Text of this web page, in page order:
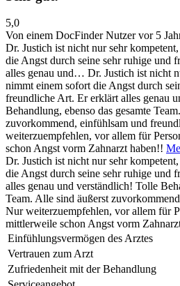
5,0
Von einem DocFinder Nutzervor 5
Dr. Justich ist nicht nur sehr
die Angst durch seine sehr ruhige und
alles genau und… Dr. Justich ist nicht
nimmt einem sofort die Angst durch
freundliche Art. Er erklärt alles genau
Behandlung, ebenso das gesamte
zuvorkommend, einfühlsam und
weiterzuempfehlen, vor allem für
schon Angst vorm Zahnarzt haben!!
Dr. Justich ist nicht nur sehr
die Angst durch seine sehr ruhige und
alles genau und verständlich! Tolle
Team. Alle sind äußerst
Nur weiterzuempfehlen, vor allem für
mittlerweile schon Angst vorm
Einfühlungsvermögen des Arztes
Vertrauen zum Arzt
Zufriedenheit mit der Behandlung